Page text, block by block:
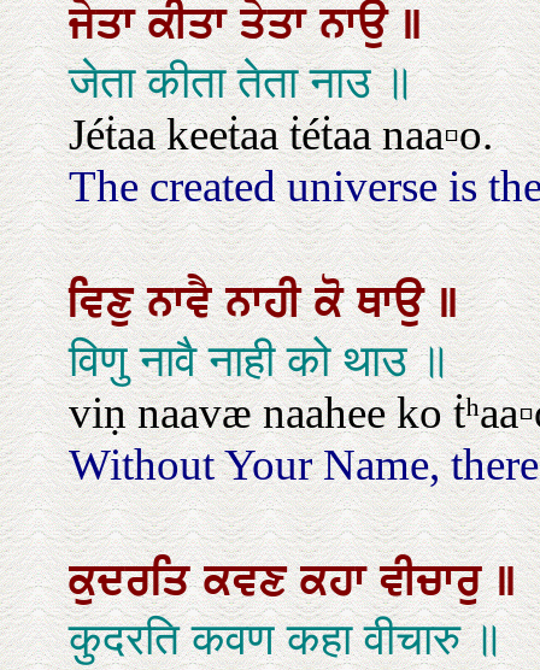
ਜੇਤਾਕੀਤਾਤੇਤਾਨਾਉ॥
जेता कीता तेता नाउ ॥
Jéṫaa keeṫaa ṫéṫaa naa▫o.
The created universe is
ਵਿਣੁਨਾਵੈਨਾਹੀਕੋਥਾਉ॥
विणु नावै नाही को थाउ ॥
viṇ naavæ naahee ko
Without Your Name,
ਕੁਦਰਤਿਕਵਣਕਹਾਵੀਚਾਰੁ॥
कुदरति कवण कहा वीचारु ॥